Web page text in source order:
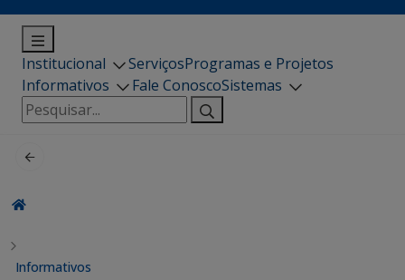
Institucional ServiçosProgramas e Projetos
Informativos
Fale ConoscoSistemas
Pesquisar
por:
Informativos